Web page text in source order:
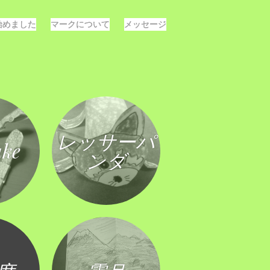
めました マークについて メッセージ
レッサーパ
ンダ